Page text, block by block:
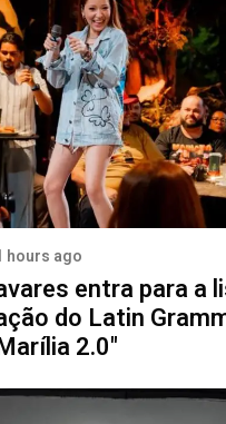
hours ago
entra para a
do Latin
2.0"